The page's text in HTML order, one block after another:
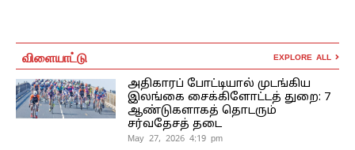
விளையாட்டு EXPLORE ALL
அதிகாரப் போட்டியால் முடங்கிய
இலங்கை சைக்கிளோட்டத் துறை: 7
ஆண்டுகளாகத் தொடரும்
சர்வதேசத் தடை
May 27, 2026 4:19 pm